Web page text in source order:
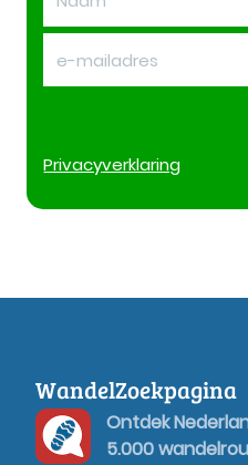
Privacyverklaring
WandelZoekpagina
Ontdek
5.000